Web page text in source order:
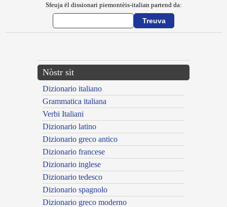
Sfeuja ël dissionari piemontèis-italian partend da:
Nòstr sit
Dizionario italiano
Grammatica italiana
Verbi Italiani
Dizionario latino
Dizionario greco antico
Dizionario francese
Dizionario inglese
Dizionario tedesco
Dizionario spagnolo
Dizionario greco moderno